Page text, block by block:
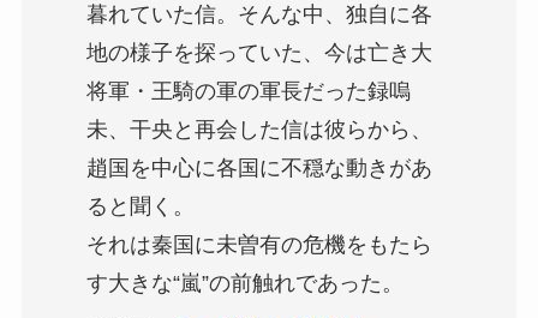
暮れていた信。そんな中、独自に各
地の様子を探っていた、今は亡き大
将軍・王騎の軍の軍長だった録嗚
未、干央と再会した信は彼らから、
趙国を中心に各国に不穏な動きがあ
ると聞く。
それは秦国に未曽有の危機をもたら
す大きな“嵐”の前触れであった。